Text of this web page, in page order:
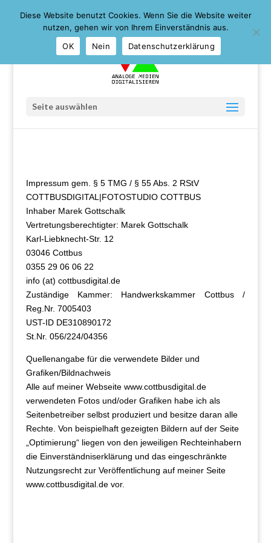
0355 29 06 06 22 ::: 09:30-17:00 Sa. 09:30-12:30 ::: 03046
Cottbus ::: Karl-Liebknecht-Str. 12 (gegenüber Galeria
Kaufhof)
Seite auswählen
Impressum gem. § 5 TMG / § 55 Abs. 2 RStV
COTTBUSDIGITAL|FOTOSTUDIO COTTBUS
Inhaber Marek Gottschalk
Vertretungsberechtigter: Marek Gottschalk
Karl-Liebknecht-Str. 12
03046 Cottbus
0355 29 06 06 22
info (at) cottbusdigital.de
Zuständige Kammer: Handwerkskammer Cottbus /
Reg.Nr. 7005403
UST-ID DE310890172
St.Nr. 056/224/04356
Quellenangabe für die verwendete Bilder und
Grafiken/Bildnachweis
Alle auf meiner Webseite www.cottbusdigital.de
verwendeten Fotos und/oder Grafiken habe ich als
Seitenbetreiber selbst produziert und besitze daran alle
Rechte. Von beispielhaft gezeigten Bildern auf der Seite
„Optimierung“ liegen von den jeweiligen Rechteinhabern
die Einverständniserklärung und das eingeschränkte
Nutzungsrecht zur Veröffentlichung auf meiner Seite
www.cottbusdigital.de vor.
Diese Website benutzt Cookies. Wenn Sie die Website weiter
nutzen, gehen wir von Ihrem Einverständnis aus.
OK
Nein Datenschutzerklärung